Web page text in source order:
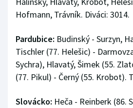
Hofmann, Trávník. Diváci: 3014.
Pardubice: Budinský - Surzyn,
Tischler (77. Helešic) -
Sychra), Hlavatý, Šimek (55.
(77. Pikul) - Černý (55. Krobot).
Slovácko: Heča - Reinberk (86.